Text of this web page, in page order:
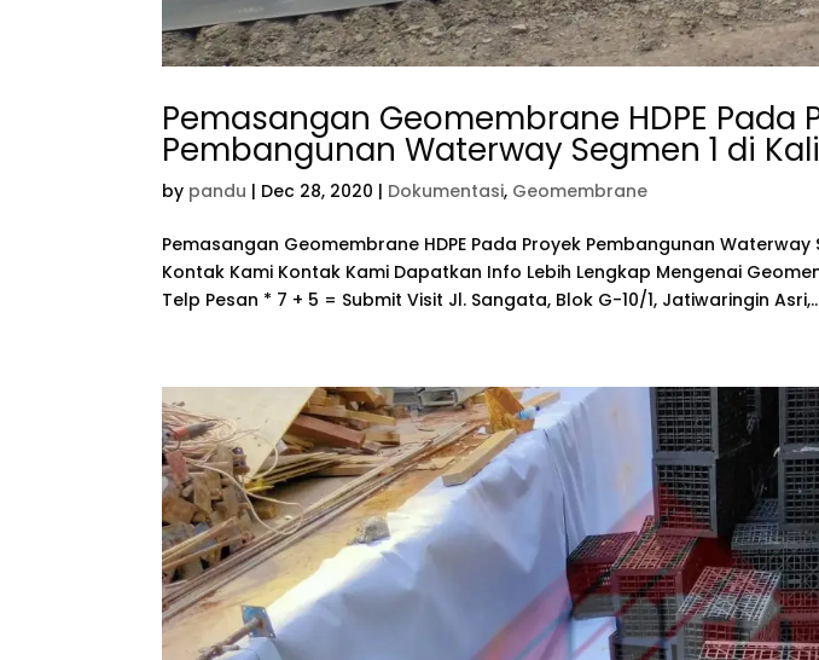
Pemasangan Geomembrane HDPE Pada
Pembangunan Waterway Segmen 1 di
by pandu | Dec 28, 2020 | Dokumentasi, Geomembrane
Pemasangan Geomembrane HDPE Pada Proyek Pembangunan
Kontak Kami Kontak Kami Dapatkan Info Lebih Lengkap Mengenai
Telp Pesan * 7 + 5 = Submit Visit Jl. Sangata, Blok G-10/1, Jatiwaringin